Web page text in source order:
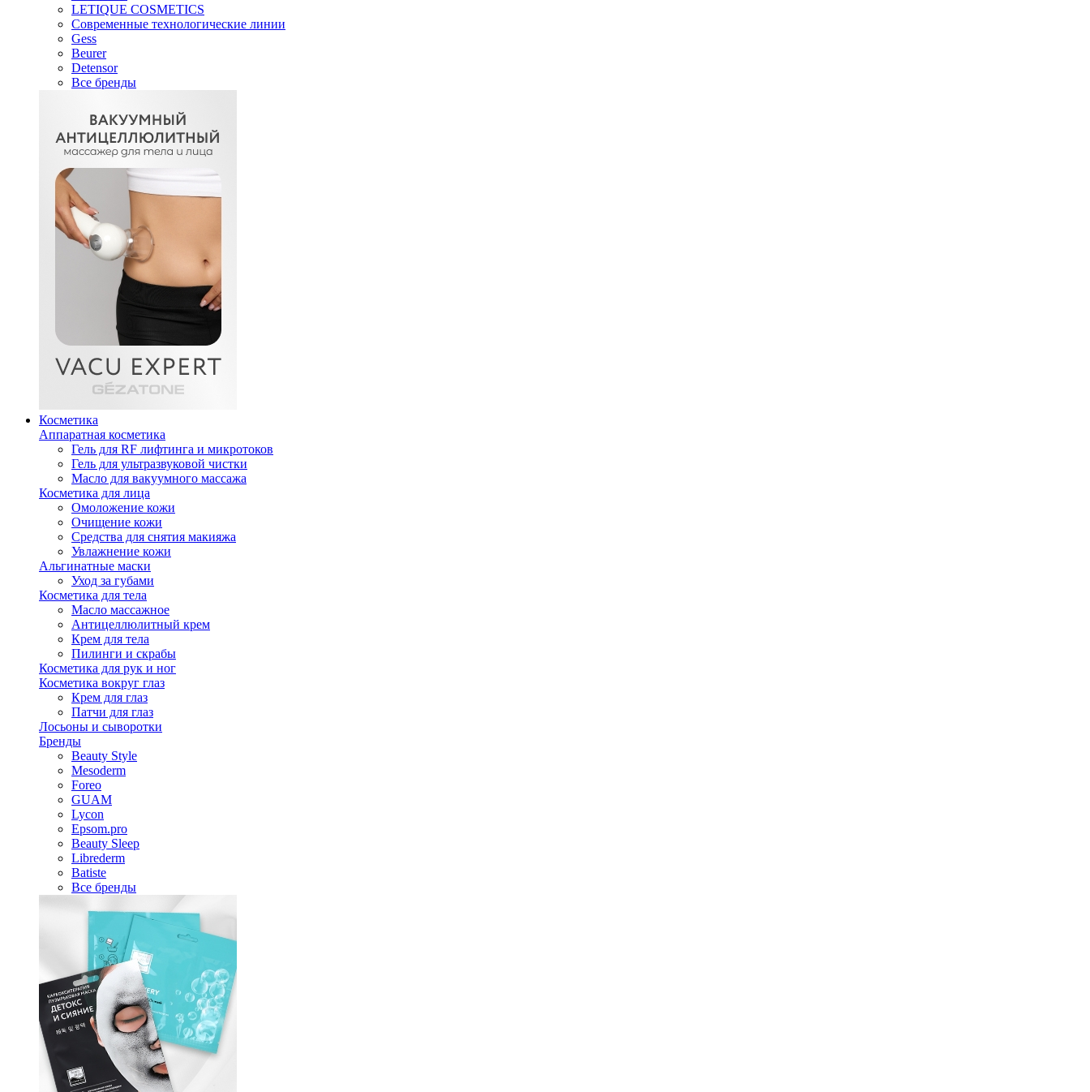
LETIQUE COSMETICS
Современные технологические линии
Gess
Beurer
Detensor
Все бренды
Косметика
Аппаратная косметика
Гель для RF лифтинга и микротоков
Гель для ультразвуковой чистки
Масло для вакуумного массажа
Косметика для лица
Омоложение кожи
Очищение кожи
Средства для снятия макияжа
Увлажнение кожи
Альгинатные маски
Уход за губами
Косметика для тела
Масло массажное
Антицеллюлитный крем
Крем для тела
Пилинги и скрабы
Косметика для рук и ног
Косметика вокруг глаз
Крем для глаз
Патчи для глаз
Лосьоны и сыворотки
Бренды
Beauty Style
Mesoderm
Foreo
GUAM
Lycon
Epsom.pro
Beauty Sleep
Librederm
Batiste
Все бренды